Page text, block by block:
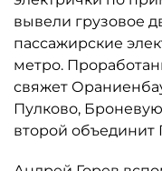
вывели грузовое
пассажирские
метро.
свяжет
Пулково,
второй объединит